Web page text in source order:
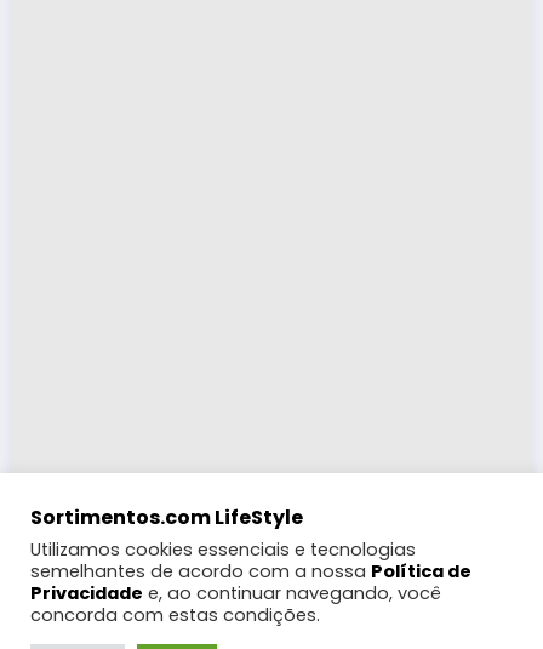
Eventos e Feiras
Sortimentos.com LifeStyle
Utilizamos cookies essenciais e tecnologias
semelhantes de acordo com a nossa Política de
Privacidade e, ao continuar navegando, você
concorda com estas condições.